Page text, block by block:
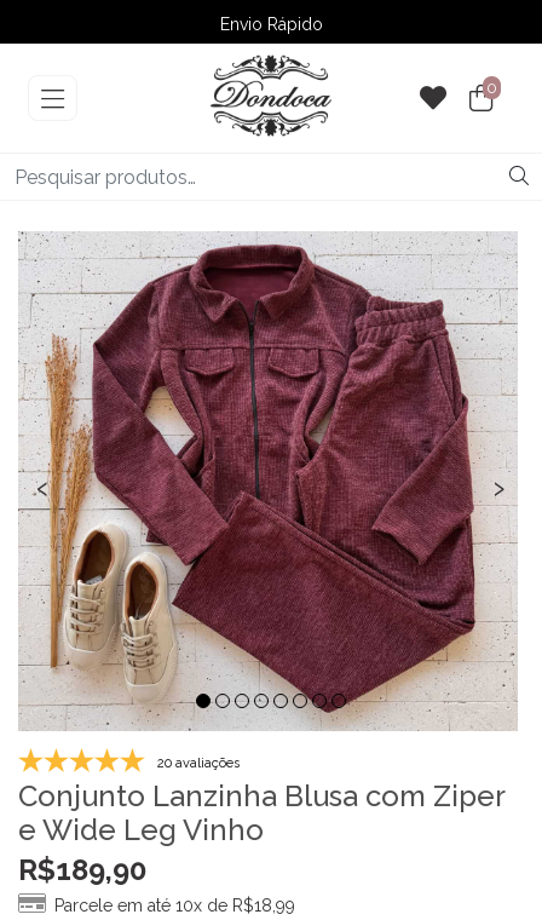
Envio Rápido
➚ Ofertas– Até 60% OFF
0
‹ ›
20 avaliações
Conjunto Lanzinha Blusa com Ziper
e Wide Leg Vinho
R$189,90
Parcele em até 10x de R$18,99